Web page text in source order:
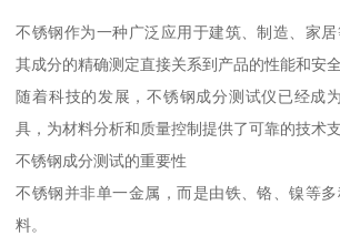
不锈钢作为一种广泛应用于建筑、制造、家居
其成分的精确测定直接关系到产品的性能和安全
随着科技的发展，不锈钢成分测试仪已经成
具，为材料分析和质量控制提供了可靠的技术支
不锈钢成分测试的重要性
不锈钢并非单一金属，而是由铁、铬、镍等
料。